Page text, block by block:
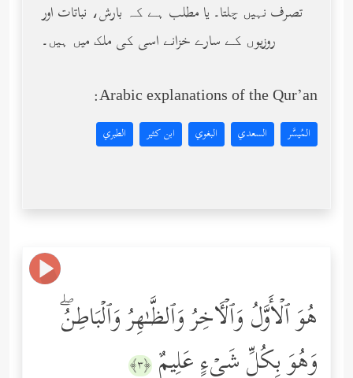
تصرف نہیں چلتا۔ یا مطلب ہے کہ بارش، نباتات اور
روزیوں کے سارے خزانے اسی کی ملک میں ہیں۔
Arabic explanations of the Qur’an:
المُيسَّر السعدي البغوي ابن كثير الطبري
هُوَ ٱلۡأَوَّلُ وَٱلۡـَٔاخِرُ وَٱلظَّـٰهِرُ وَٱلۡبَاطِنُۖ
وَهُوَ بِكُلِّ شَیۡءٍ عَلِیمٌ ﴿٣﴾